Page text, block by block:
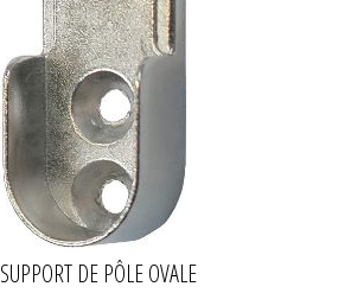
SUPPORT DE PÔLE OVALE